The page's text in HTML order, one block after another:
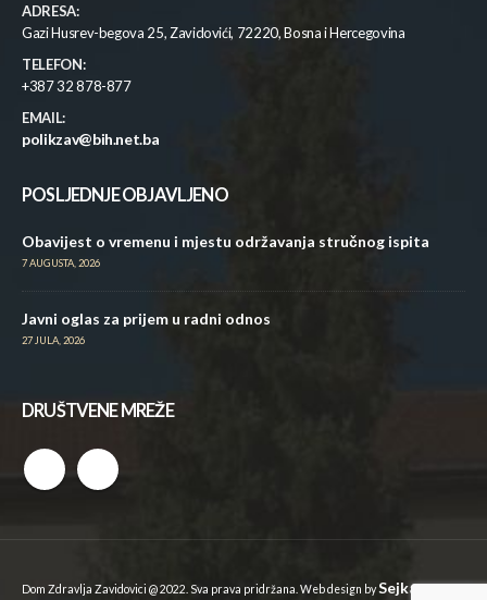
ADRESA:
Gazi Husrev-begova 25, Zavidovići, 72220, Bosna i Hercegovina
TELEFON:
+387 32 878-877
EMAIL:
polikzav@bih.net.ba
POSLJEDNJE OBJAVLJENO
Obavijest o vremenu i mjestu održavanja stručnog ispita
7 AUGUSTA, 2026
Javni oglas za prijem u radni odnos
27 JULA, 2026
DRUŠTVENE MREŽE
Dom Zdravlja Zavidovici @ 2022. Sva prava pridržana. Web design bySejkan